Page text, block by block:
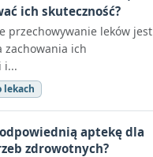
ich skuteczność?
przechowywanie leków jest
zachowania ich
i...
lekach
aptekę dla
zdrowotnych?